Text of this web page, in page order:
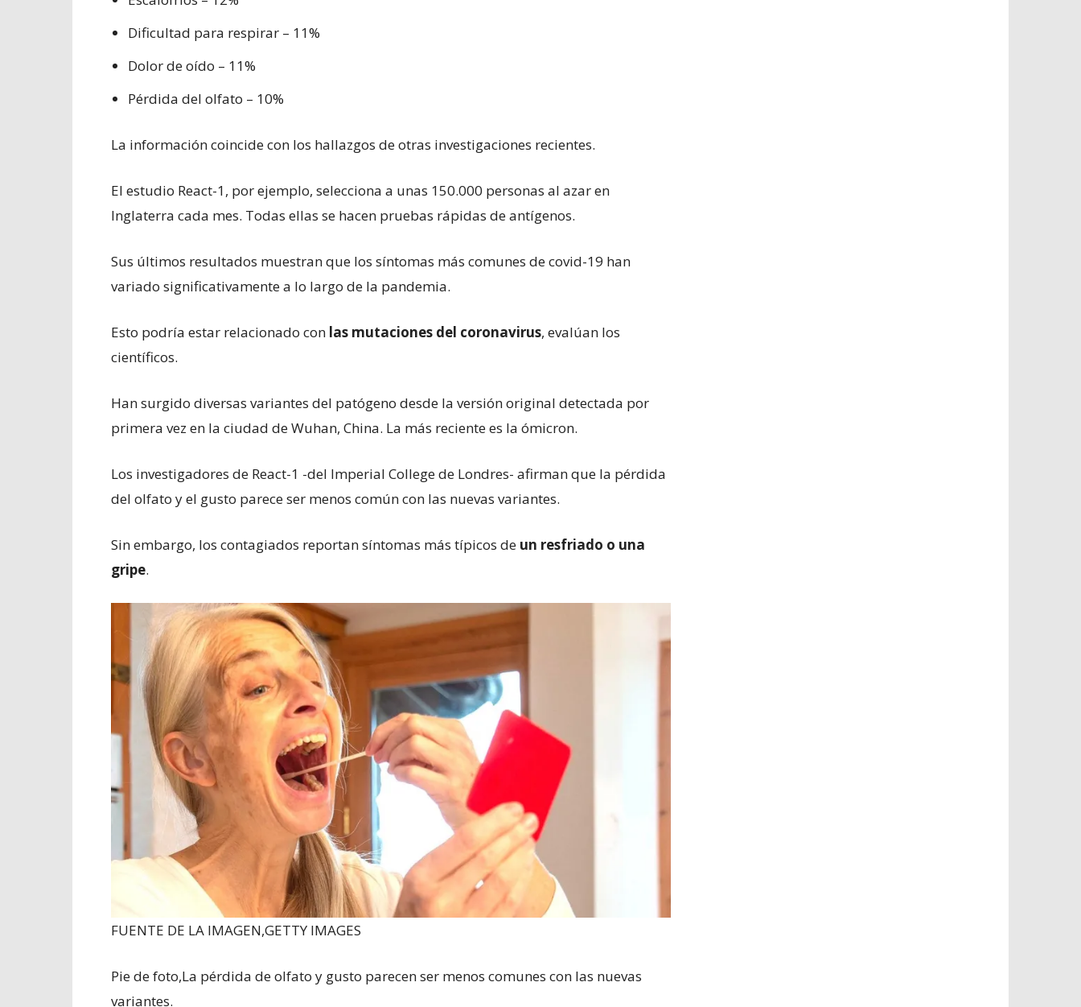
Dificultad para respirar – 11%
Dolor de oído – 11%
Pérdida del olfato – 10%
La información coincide con los hallazgos de otras investigaciones recientes.
El estudio React-1, por ejemplo, selecciona a unas 150.000 personas al azar en
Inglaterra cada mes. Todas ellas se hacen pruebas rápidas de antígenos.
Sus últimos resultados muestran que los síntomas más comunes de covid-19 han
variado significativamente a lo largo de la pandemia.
Esto podría estar relacionado con las mutaciones del coronavirus, evalúan los
científicos.
Han surgido diversas variantes del patógeno desde la versión original detectada por
primera vez en la ciudad de Wuhan, China. La más reciente es la ómicron.
Los investigadores de React-1 -del Imperial College de Londres- afirman que la pérdida
del olfato y el gusto parece ser menos común con las nuevas variantes.
Sin embargo, los contagiados reportan síntomas más típicos de un resfriado o una
gripe.
FUENTE DE LA IMAGEN,GETTY IMAGES
Pie de foto,La pérdida de olfato y gusto parecen ser menos comunes con las nuevas
variantes.